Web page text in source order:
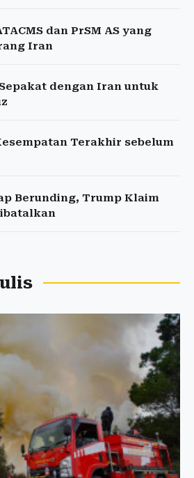
dan PrSM AS yang
Iran
dengan Iran untuk
Terakhir sebelum
Berunding, Trump Klaim